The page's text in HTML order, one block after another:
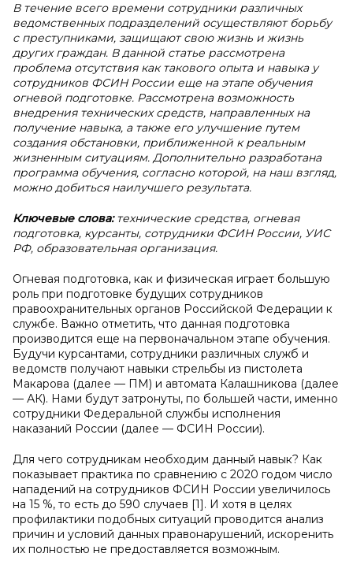
В течение всего времени сотрудники различных
ведомственных подразделений осуществляют борьбу
с преступниками, защищают свою жизнь и жизнь
других граждан. В данной статье рассмотрена
проблема отсутствия как такового опыта и навыка у
сотрудников ФСИН России еще на этапе обучения
огневой подготовке. Рассмотрена возможность
внедрения технических средств, направленных на
получение навыка, а также его улучшение путем
создания обстановки, приближенной к реальным
жизненным ситуациям. Дополнительно разработана
программа обучения, согласно которой, на наш взгляд,
можно добиться наилучшего результата.
Ключевые слова:технические средства, огневая
подготовка, курсанты, сотрудники ФСИН России, УИС
РФ, образовательная организация.
Огневая подготовка, как и физическая играет большую
роль при подготовке будущих сотрудников
правоохранительных органов Российской Федерации к
службе. Важно отметить, что данная подготовка
производится еще на первоначальном этапе обучения.
Будучи курсантами, сотрудники различных служб и
ведомств получают навыки стрельбы из пистолета
Макарова (далее — ПМ) и автомата Калашникова (далее
— АК). Нами будут затронуты, по большей части, именно
сотрудники Федеральной службы исполнения
наказаний России (далее — ФСИН России).
Для чего сотрудникам необходим данный навык? Как
показывает практика по сравнению с 2020 годом число
нападений на сотрудников ФСИН России увеличилось
на 15 %, то есть до 590 случаев [1]. И хотя в целях
профилактики подобных ситуаций проводится анализ
причин и условий данных правонарушений, искоренить
их полностью не предоставляется возможным.